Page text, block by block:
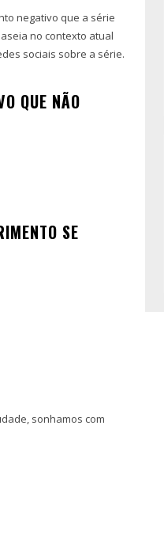
negativo que a série
no contexto atual
sociais sobre a série.
QUE NÃO
SE
sonhamos com